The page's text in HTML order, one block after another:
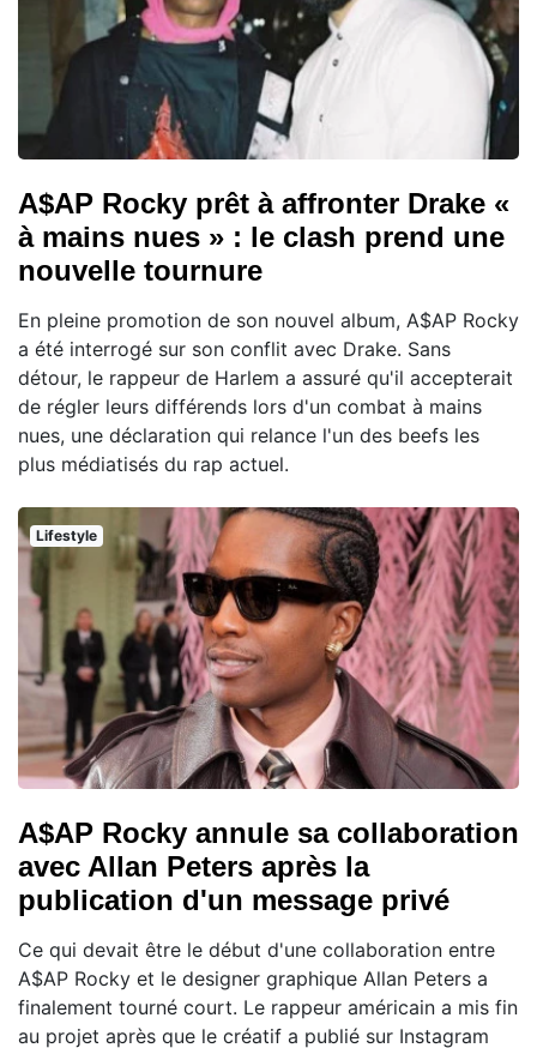
A$AP Rocky prêt à affronter Drake «
à mains nues » : le clash prend une
nouvelle tournure
En pleine promotion de son nouvel album, A$AP Rocky
a été interrogé sur son conflit avec Drake. Sans
détour, le rappeur de Harlem a assuré qu'il accepterait
de régler leurs différends lors d'un combat à mains
nues, une déclaration qui relance l'un des beefs les
plus médiatisés du rap actuel.
Lifestyle
A$AP Rocky annule sa collaboration
avec Allan Peters après la
publication d'un message privé
Ce qui devait être le début d'une collaboration entre
A$AP Rocky et le designer graphique Allan Peters a
finalement tourné court. Le rappeur américain a mis fin
au projet après que le créatif a publié sur Instagram